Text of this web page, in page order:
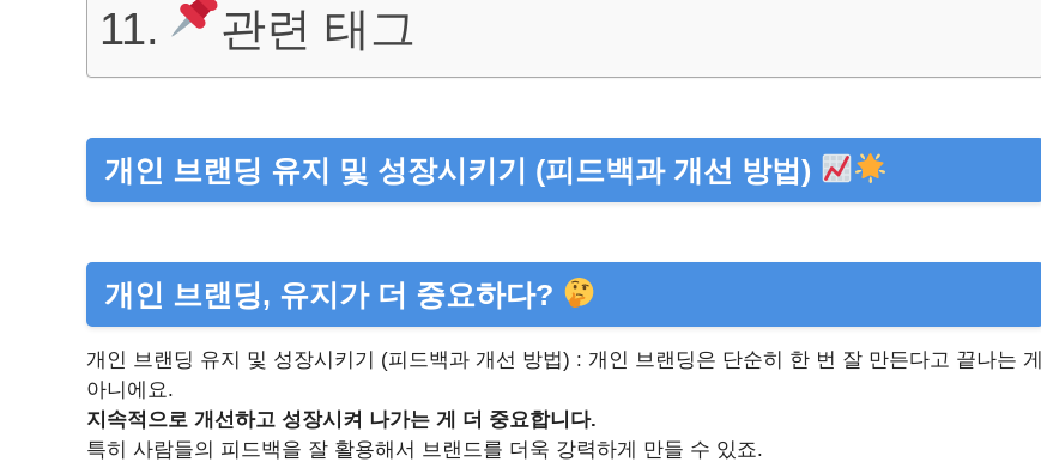
관련 태그
개인 브랜딩 유지 및 성장시키기 (피드백과 개선 방법)
개인 브랜딩, 유지가 더 중요하다?
개인 브랜딩 유지 및 성장시키기 (피드백과 개선 방법) : 개인 브랜딩은 단순히 한 번 잘 만든다고 끝나는 게
아니에요.
지속적으로 개선하고 성장시켜 나가는 게 더 중요합니다.
특히 사람들의 피드백을 잘 활용해서 브랜드를 더욱 강력하게 만들 수 있죠.